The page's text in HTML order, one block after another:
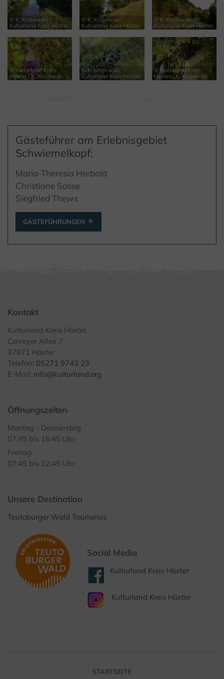
© K. Krajewski,
Kulturland Kreis Höxter
© K. Krajewski,
Kulturland Kreis Höxter
© K. Krajewski,
Kulturland Kreis Höxter
© Kulturland Kreis
Höxter / K. Krajewski
© K. Krajewski,
Kulturland Kreis Höxter
© Kulturland Kreis
Höxter / K. Krajewski
Gästeführer am Erlebnisgebiet
Schwiemelkopf:
Maria-Theresia Herbold
Christiane Sasse
Siegfried Thews
GÄSTEFÜHRUNGEN
Kontakt
Kulturland Kreis Höxter
Corveyer Allee 7
37671 Höxter
Telefon: 05271 9743 23
E-Mail: info@kulturland.org
Öffnungszeiten
Montag - Donnerstag
07:45 bis 16:45 Uhr
Freitag
07:45 bis 12:45 Uhr
Unsere Destination
Teutoburger Wald Tourismus
Social Media
Kulturland Kreis Höxter
Kulturland Kreis Höxter
STARTSEITE